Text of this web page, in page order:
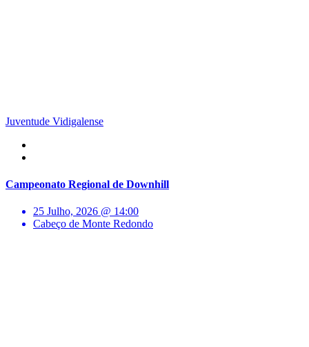
Juventude Vidigalense
Campeonato Regional de Downhill
25 Julho, 2026 @ 14:00
Cabeço de Monte Redondo